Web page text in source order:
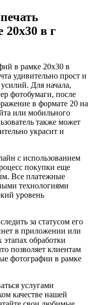
в г
в рамке 20х30 в
удивительно прост и
Для начала,
фотобумаги, после
в формате 20 на
или мобильного
также может
украсит и
с использованием
покупки еще
Все платежные
технологиями
уровень
за статусом его
в приложении или
обработки
позволяет клиентам
фотографии в рамке
услугами
качестве нашей